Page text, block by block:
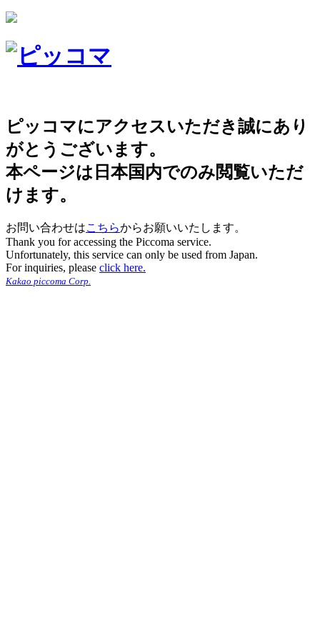
ピッコマにアクセスいただき誠にあり
がとうございます。
本ページは日本国内でのみ閲覧いただ
けます。
お問い合わせはこちらからお願いいたします。
Thank you for accessing the Piccoma service.
Unfortunately, this service can only be used from Japan.
For inquiries, please click here.
Kakao piccoma Corp.